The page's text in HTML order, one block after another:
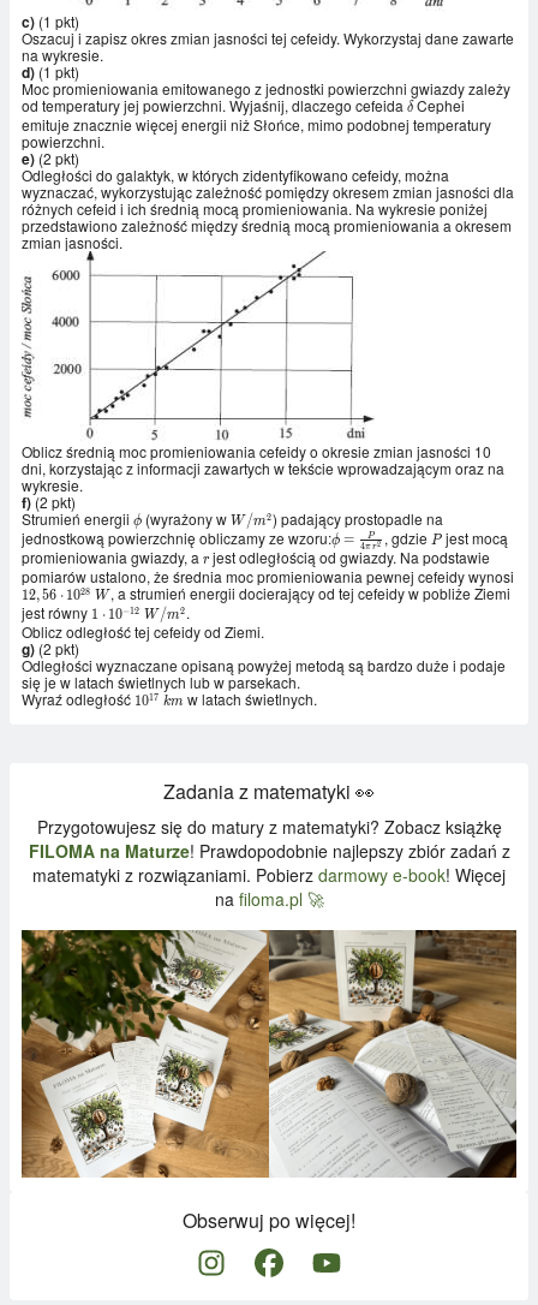
c) (1 pkt)
Oszacuj i zapisz okres zmian jasności tej cefeidy. Wykorzystaj dane zawarte
na wykresie.
d) (1 pkt)
Moc promieniowania emitowanego z jednostki powierzchni gwiazdy zależy
od temperatury jej powierzchni. Wyjaśnij, dlaczego cefeida \delta
δCephei
emituje znacznie więcej energii niż Słońce, mimo podobnej temperatury
powierzchni.
e) (2 pkt)
Odległości do galaktyk, w których zidentyfikowano cefeidy, można
wyznaczać, wykorzystując zależność pomiędzy okresem zmian jasności dla
różnych cefeid i ich średnią mocą promieniowania. Na wykresie poniżej
przedstawiono zależność między średnią mocą promieniowania a okresem
zmian jasności.
Oblicz średnią moc promieniowania cefeidy o okresie zmian jasności 10
dni, korzystając z informacji zawartych w tekście wprowadzającym oraz na
wykresie.
f)(2 pkt)
Strumień energii \phi
ϕ (wyrażony w W/m^{2}
W/m2) padający prostopadle na
jednostkową powierzchnię obliczamy ze wzoru:\phi=\frac{P}
{4\pi r^{2}}
ϕ = 4πr2
P , gdzie P
P jest mocą
promieniowania gwiazdy, a r
r jest odległością od gwiazdy. Na podstawie
pomiarów ustalono, że średnia moc promieniowania pewnej cefeidy wynosi
12,56\cdot
10^{28} \
W
12,56 ⋅ 1028 W, a strumień energii docierający od tej cefeidy w pobliże Ziemi
jest równy 1\cdot
10^{-12}
\
W/m^{2}
1 ⋅ 10−12 W/m2 .
Oblicz odległość tej cefeidy od Ziemi.
g) (2 pkt)
Odległości wyznaczane opisaną powyżej metodą są bardzo duże i podaje
się je w latach świetlnych lub w parsekach.
Wyraź odległość 10^{17}
1017 km w latach świetlnych.
Zadania z matematyki 👀
Przygotowujesz się do matury z matematyki? Zobacz książkę
FILOMA na Maturze! Prawdopodobnie najlepszy zbiór zadań z
matematyki z rozwiązaniami. Pobierz darmowy e-book! Więcej
na filoma.pl 🚀
Obserwuj po więcej!